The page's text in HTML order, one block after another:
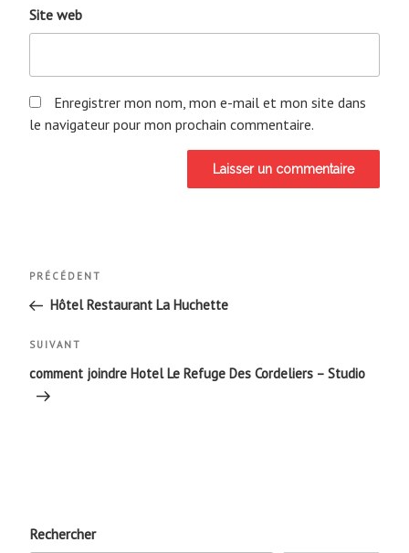
Site web
Enregistrer mon nom, mon e-mail et mon site dans
le navigateur pour mon prochain commentaire.
Navigation
de
l’article
Article
précédent
PRÉCÉDENT
Hôtel Restaurant La Huchette
Article
suivant
SUIVANT
comment joindre Hotel Le Refuge Des Cordeliers – Studio
Rechercher